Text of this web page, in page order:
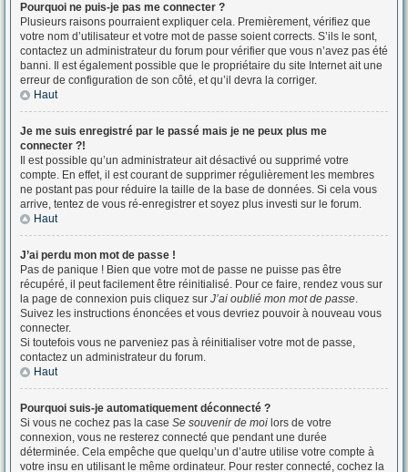
Pourquoi ne puis-je pas me connecter ?
Plusieurs raisons pourraient expliquer cela. Premièrement, vérifiez que
votre nom d’utilisateur et votre mot de passe soient corrects. S’ils le sont,
contactez un administrateur du forum pour vérifier que vous n’avez pas été
banni. Il est également possible que le propriétaire du site Internet ait une
erreur de configuration de son côté, et qu’il devra la corriger.
Haut
Je me suis enregistré par le passé mais je ne peux plus me
connecter ?!
Il est possible qu’un administrateur ait désactivé ou supprimé votre
compte. En effet, il est courant de supprimer régulièrement les membres
ne postant pas pour réduire la taille de la base de données. Si cela vous
arrive, tentez de vous ré-enregistrer et soyez plus investi sur le forum.
Haut
J’ai perdu mon mot de passe !
Pas de panique ! Bien que votre mot de passe ne puisse pas être
récupéré, il peut facilement être réinitialisé. Pour ce faire, rendez vous sur
la page de connexion puis cliquez sur J’ai oublié mon mot de passe.
Suivez les instructions énoncées et vous devriez pouvoir à nouveau vous
connecter.
Si toutefois vous ne parveniez pas à réinitialiser votre mot de passe,
contactez un administrateur du forum.
Haut
Pourquoi suis-je automatiquement déconnecté ?
Si vous ne cochez pas la case Se souvenir de moi lors de votre
connexion, vous ne resterez connecté que pendant une durée
déterminée. Cela empêche que quelqu’un d’autre utilise votre compte à
votre insu en utilisant le même ordinateur. Pour rester connecté, cochez la